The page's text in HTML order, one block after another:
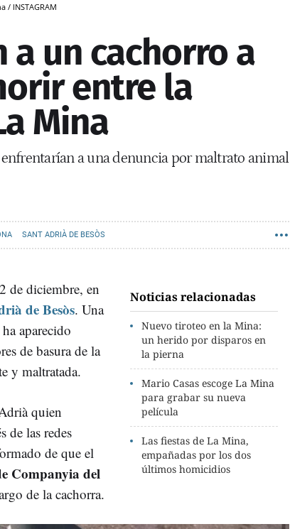
/ INSTAGRAM
a un cachorro a
entre la
Mina
enfrentarían a una denuncia por maltrato animal
SANT ADRIÀ DE BESÒS
Noticias relacionadas
Nuevo tiroteo en la Mina:
un herido por disparos en
la pierna
Mario Casas escoge La Mina
para grabar su nueva
película
Las fiestas de La Mina,
empañadas por los dos
últimos homicidios
de diciembre, en
de Besòs. Una
aparecido
de basura de la
y maltratada.
quien
de las redes
de que el
Companyia del
de la cachorra.